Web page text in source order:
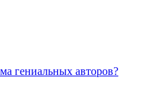
гениальных авторов?